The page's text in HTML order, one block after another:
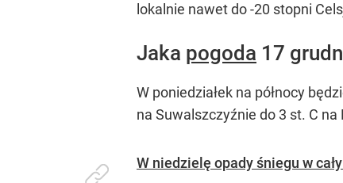
lokalnie nawet do -20 stopni
Jaka pogoda 17
W poniedziałek na północy
na Suwalszczyźnie do 3 st. C na
W niedzielę opady śniegu w